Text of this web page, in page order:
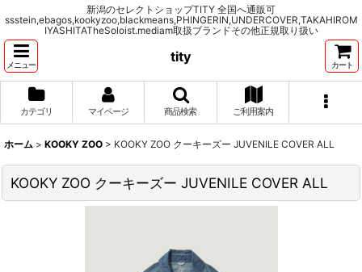
新潟のセレクトショップTITY 全国へ通販可
ssstein,ebagos,kookyzoo,blackmeans,PHINGERIN,UNDERCOVER,TAKAHIROM
IYASHITATheSoloist.mediam取扱ブランドその他正規取り扱い
メニュー
tity
カート
カテゴリ マイページ 商品検索 ご利用案内
ホーム > KOOKY ZOO > KOOKY ZOO クーキーズー JUVENILE COVER ALL
KOOKY ZOO クーキーズー JUVENILE COVER ALL